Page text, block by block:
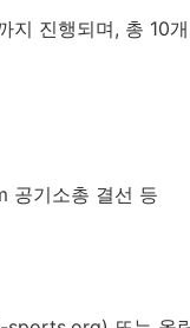
진행되며, 총 10
공기소총 결선 등